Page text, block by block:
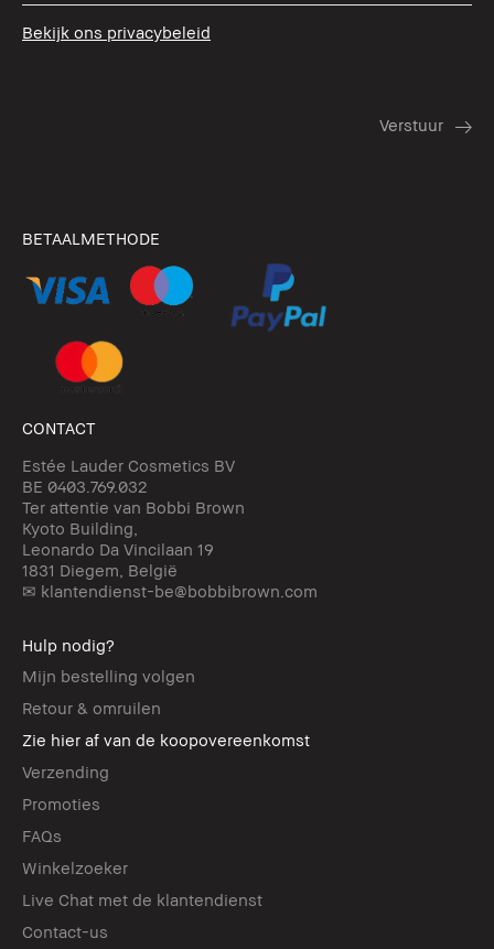
Bekijk ons privacybeleid
BETAALMETHODE
CONTACT
Estée Lauder Cosmetics BV
BE 0403.769.032
Ter attentie van Bobbi Brown
Kyoto Building,
Leonardo Da Vincilaan 19
1831 Diegem, België
✉ klantendienst-be@bobbibrown.com
Hulp nodig?
Mijn bestelling volgen
Retour & omruilen
Zie hier af van de koopovereenkomst
Verzending
Promoties
FAQs
Winkelzoeker
Live Chat met de klantendienst
Contact-us